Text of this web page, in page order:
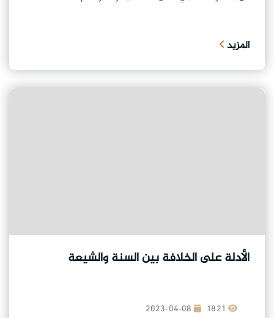
المزيد
الأدلة على الخلافة بين السنة والشيعة
2023-04-08